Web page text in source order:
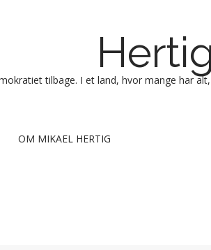
tilbage. I et land, hvor mange har
OM MIKAEL HERTIG